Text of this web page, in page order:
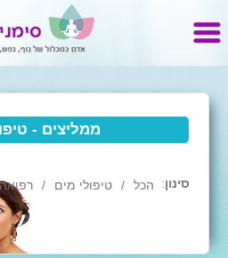
ממליצים -
סינון: הכל טיפולי מים